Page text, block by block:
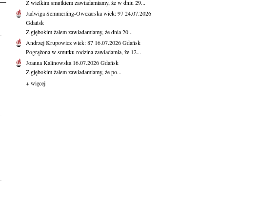
Z wielkim smutkiem zawiadamiamy, że w dniu 29...
Jadwiga Semmerling-Owczarskawiek: 9724.07.2026
Gdańsk
Z głębokim żalem zawiadamiamy, że dnia 20...
Andrzej Krupowiczwiek: 87 16.07.2026Gdańsk
Pogrążona w smutku rodzina zawiadamia, że 12...
Joanna Kalinowska 16.07.2026Gdańsk
Z głębokim żalem zawiadamiamy, że po...
+ więcej